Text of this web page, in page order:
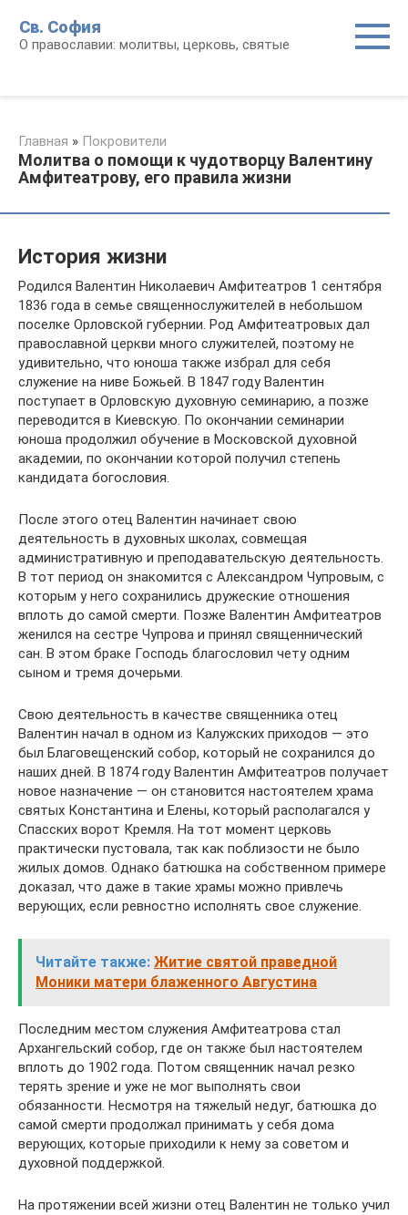
контенту
Св. София
О православии: молитвы, церковь, святые
Главная » Покровители
Молитва о помощи к чудотворцу Валентину
Амфитеатрову, его правила жизни
История жизни
Родился Валентин Николаевич Амфитеатров 1 сентября
1836 года в семье священнослужителей в небольшом
поселке Орловской губернии. Род Амфитеатровых дал
православной церкви много служителей, поэтому не
удивительно, что юноша также избрал для себя
служение на ниве Божьей. В 1847 году Валентин
поступает в Орловскую духовную семинарию, а позже
переводится в Киевскую. По окончании семинарии
юноша продолжил обучение в Московской духовной
академии, по окончании которой получил степень
кандидата богословия.
После этого отец Валентин начинает свою
деятельность в духовных школах, совмещая
административную и преподавательскую деятельность.
В тот период он знакомится с Александром Чупровым, с
которым у него сохранились дружеские отношения
вплоть до самой смерти. Позже Валентин Амфитеатров
женился на сестре Чупрова и принял священнический
сан. В этом браке Господь благословил чету одним
сыном и тремя дочерьми.
Свою деятельность в качестве священника отец
Валентин начал в одном из Калужских приходов — это
был Благовещенский собор, который не сохранился до
наших дней. В 1874 году Валентин Амфитеатров получает
новое назначение — он становится настоятелем храма
святых Константина и Елены, который располагался у
Спасских ворот Кремля. На тот момент церковь
практически пустовала, так как поблизости не было
жилых домов. Однако батюшка на собственном примере
доказал, что даже в такие храмы можно привлечь
верующих, если ревностно исполнять свое служение.
Читайте также: Житие святой праведной
Моники матери блаженного Августина
Последним местом служения Амфитеатрова стал
Архангельский собор, где он также был настоятелем
вплоть до 1902 года. Потом священник начал резко
терять зрение и уже не мог выполнять свои
обязанности. Несмотря на тяжелый недуг, батюшка до
самой смерти продолжал принимать у себя дома
верующих, которые приходили к нему за советом и
духовной поддержкой.
На протяжении всей жизни отец Валентин не только учил